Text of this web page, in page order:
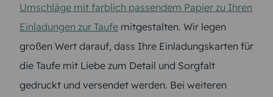
Umschläge mit farblich passendem Papier zu Ihren
Einladungen zur Taufe mitgestalten. Wir legen
großen Wert darauf, dass Ihre Einladungskarten für
die Taufe mit Liebe zum Detail und Sorgfalt
gedruckt und versendet werden. Bei weiteren